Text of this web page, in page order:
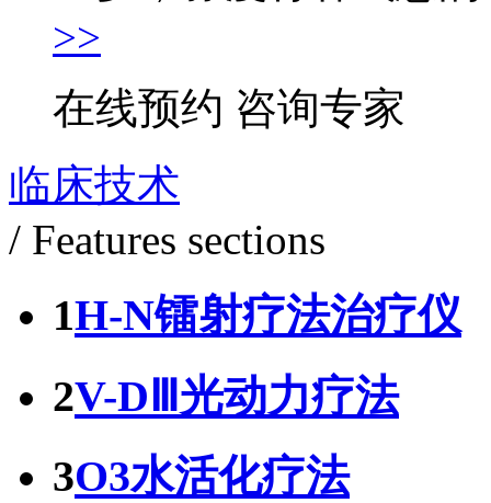
>>
在线预约 咨询专家
临床技术
/ Features sections
1H-N镭射疗法治疗仪
2V-DⅢ光动力疗法
3O3水活化疗法